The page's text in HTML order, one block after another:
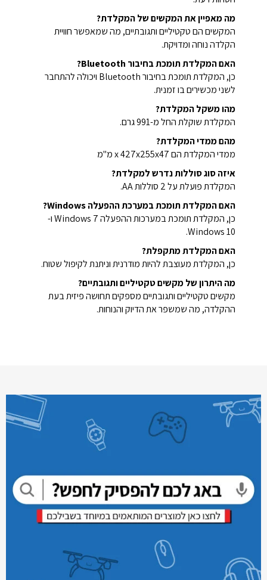
מה מאפיין את המקשים של המקלדת?
המקשים הם טקטיליים ותגובתיים, מה שמאפשר חוויית
הקלדה נוחה ומדויקת.
האם המקלדת תומכת בחיבור Bluetooth?
כן, המקלדת תומכת בחיבור Bluetooth ויכולה להתחבר
לשני מכשירים בו זמנית.
מהו משקל המקלדת?
המקלדת שוקלת החל מ-991 גרם.
מהם ממדי המקלדת?
ממדי המקלדת הם x 427x255x47 מ"מ
איזה סוג סוללות נדרש למקלדת?
המקלדת פועלת על 2 סוללות AA.
האם המקלדת תומכת במערכת ההפעלה Windows?
כן, המקלדת תומכת במערכות ההפעלה Windows 7 ו-
Windows 10.
האם המקלדת מתקפלת?
כן, המקלדת מעוצבת להיות מודרנית וניתנת לקיפול שטוח.
מה היתרון של מקשים טקטיליים ותגובתיים?
מקשים טקטיליים ותגובתיים מספקים תחושה פיזית בעת
ההקלדה, מה שמשפר את הדיוק והנוחות.